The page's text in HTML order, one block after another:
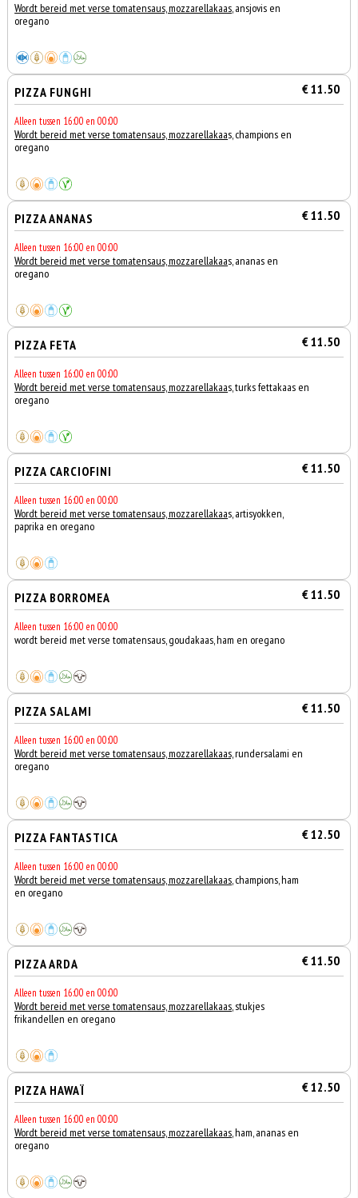
Wordt bereid met verse tomatensaus, mozzarellakaas, ansjovis en
oregano
PIZZA FUNGHI € 11.50
Alleen tussen 16:00 en 00:00
Wordt bereid met verse tomatensaus, mozzarellakaas, champions en
oregano
PIZZA ANANAS € 11.50
Alleen tussen 16:00 en 00:00
Wordt bereid met verse tomatensaus, mozzarellakaas, ananas en
oregano
PIZZA FETA € 11.50
Alleen tussen 16:00 en 00:00
Wordt bereid met verse tomatensaus, mozzarellakaas, turks fettakaas en
oregano
PIZZA CARCIOFINI € 11.50
Alleen tussen 16:00 en 00:00
Wordt bereid met verse tomatensaus, mozzarellakaas, artisyokken,
paprika en oregano
PIZZA BORROMEA € 11.50
Alleen tussen 16:00 en 00:00
wordt bereid met verse tomatensaus, goudakaas, ham en oregano
PIZZA SALAMI € 11.50
Alleen tussen 16:00 en 00:00
Wordt bereid met verse tomatensaus, mozzarellakaas,rundersalami en
oregano
PIZZA FANTASTICA € 12.50
Alleen tussen 16:00 en 00:00
Wordt bereid met verse tomatensaus, mozzarellakaas, champions, ham
en oregano
PIZZA ARDA € 11.50
Alleen tussen 16:00 en 00:00
Wordt bereid met verse tomatensaus, mozzarellakaas, stukjes
frikandellen en oregano
PIZZA HAWAÏ € 12.50
Alleen tussen 16:00 en 00:00
Wordt bereid met verse tomatensaus, mozzarellakaas, ham, ananas en
oregano